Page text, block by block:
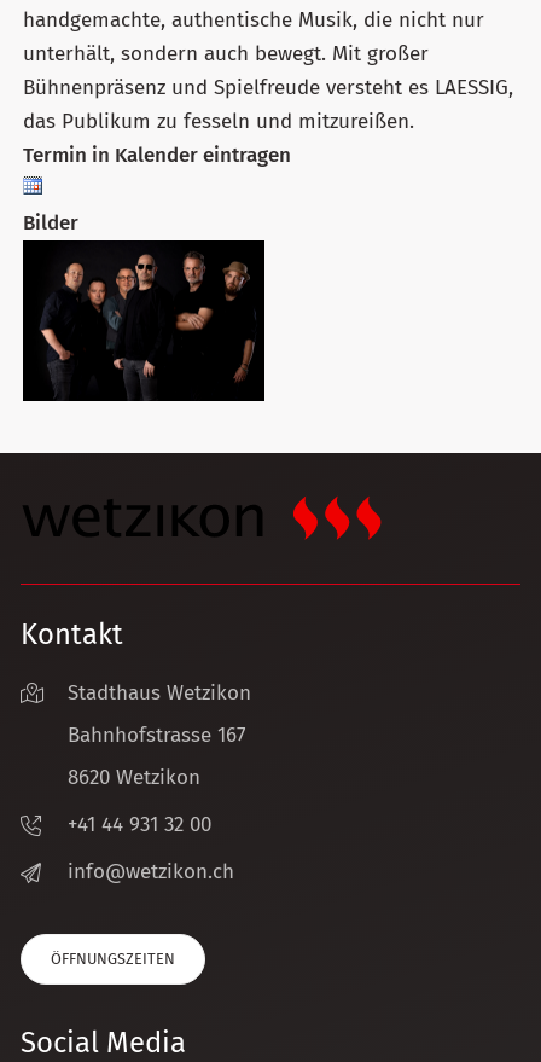
handgemachte, authentische Musik, die nicht nur
unterhält, sondern auch bewegt. Mit großer
Bühnenpräsenz und Spielfreude versteht es LAESSIG,
das Publikum zu fesseln und mitzureißen.
Termin in Kalender eintragen
Bilder
Kontakt
Stadthaus Wetzikon
Bahnhofstrasse 167
8620 Wetzikon
+41 44 931 32 00
nf
w tz k n ch
ÖFFNUNGSZEITEN
Social Media